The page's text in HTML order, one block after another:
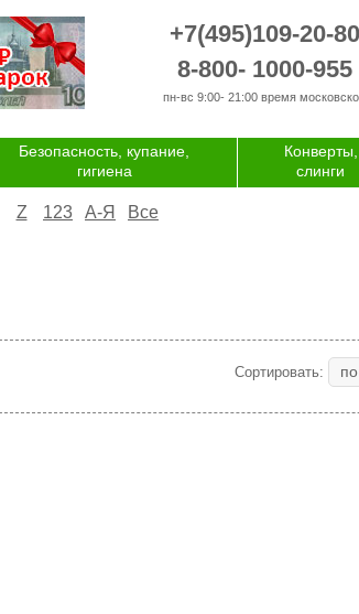
+7(495)109-20-80
8-800- 1000-955
пн-вс 9:00- 21:00 время
Безопасность, купание,
гигиена
Конверты,
слинги
Z 123 А-Я Все
Сортировать: